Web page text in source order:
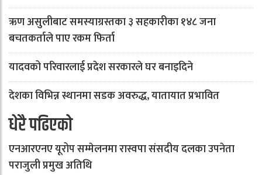
ऋण असुलीबाट समस्याग्रस्तका ३ सहकारीका १४८ जना
बचतकर्ताले पाए रकम फिर्ता
यादवको परिवारलाई प्रदेश सरकारले घर बनाइदिने
देशका विभिन्न स्थानमा सडक अवरुद्ध, यातायात प्रभावित
धेरै पढिएको
एनआरएनए यूरोप सम्मेलनमा रास्वपा संसदीय दलका उपनेता
पराजुली प्रमुख अतिथि